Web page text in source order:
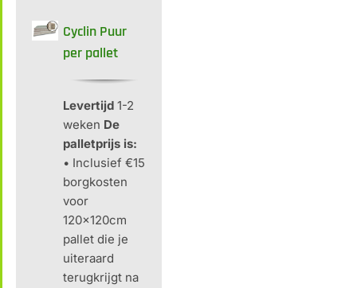
Cyclin Puur
per pallet
Levertijd1-2
weken De
palletprijs is:
• Inclusief €15
borgkosten
voor
120x120cm
pallet die je
uiteraard
terugkrijgt na